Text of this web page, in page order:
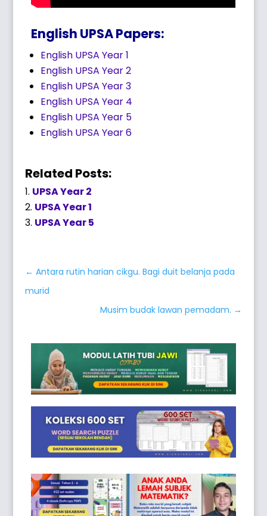
English UPSA Papers:
English UPSA Year 1
English UPSA Year 2
English UPSA Year 3
English UPSA Year 4
English UPSA Year 5
English UPSA Year 6
Related Posts:
UPSA Year 2
UPSA Year 1
UPSA Year 5
←Antara rutin harian cikgu. Bagi duit belanja pada
murid
Musim budak lawan pemadam. →